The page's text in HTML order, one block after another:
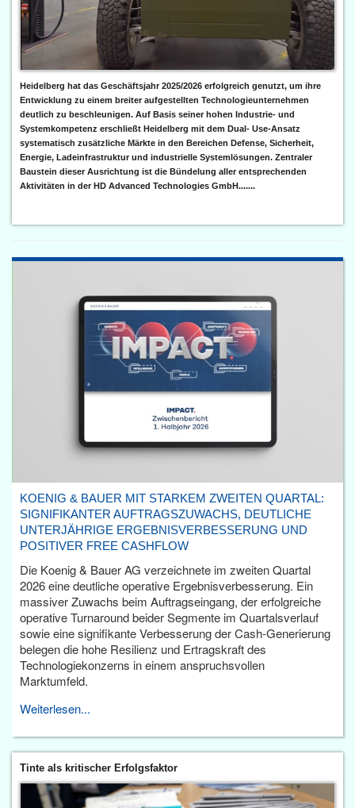
Heidelberg hat das Geschäftsjahr 2025/2026 erfolgreich genutzt, um ihre
Entwicklung zu einem breiter aufgestellten Technologieunternehmen
deutlich zu beschleunigen. Auf Basis seiner hohen Industrie- und
Systemkompetenz erschließt Heidelberg mit dem Dual- Use-Ansatz
systematisch zusätzliche Märkte in den Bereichen Defense, Sicherheit,
Energie, Ladeinfrastruktur und industrielle Systemlösungen. Zentraler
Baustein dieser Ausrichtung ist die Bündelung aller entsprechenden
Aktivitäten in der HD Advanced Technologies GmbH.......
KOENIG & BAUER MIT STARKEM ZWEITEN QUARTAL:
SIGNIFIKANTER AUFTRAGSZUWACHS, DEUTLICHE
UNTERJÄHRIGE ERGEBNISVERBESSERUNG UND
POSITIVER FREE CASHFLOW
Die Koenig & Bauer AG verzeichnete im zweiten Quartal
2026 eine deutliche operative Ergebnisverbesserung. Ein
massiver Zuwachs beim Auftragseingang, der erfolgreiche
operative Turnaround beider Segmente im Quartalsverlauf
sowie eine signifikante Verbesserung der Cash-Generierung
belegen die hohe Resilienz und Ertragskraft des
Technologiekonzerns in einem anspruchsvollen
Marktumfeld.
Weiterlesen...
Tinte als kritischer Erfolgsfaktor